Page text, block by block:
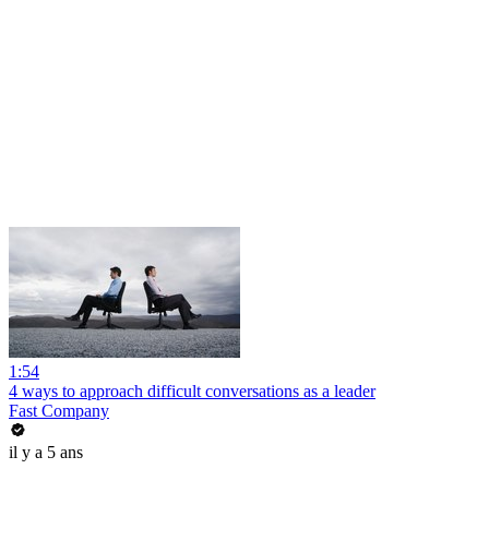
1:54
4 ways to approach difficult conversations as a leader
Fast Company
il y a 5 ans